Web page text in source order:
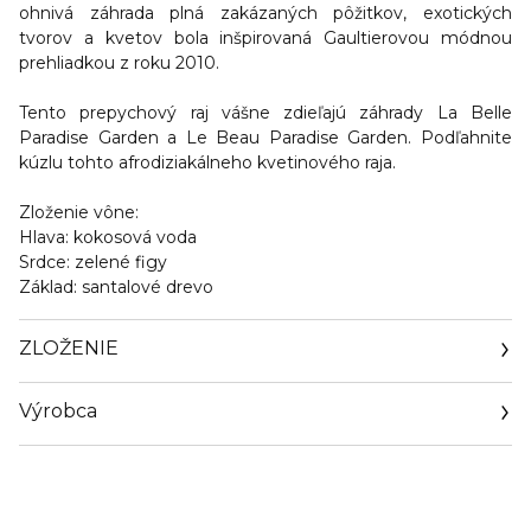
ohnivá záhrada plná zakázaných pôžitkov, exotických
tvorov a kvetov bola inšpirovaná Gaultierovou módnou
prehliadkou z roku 2010.
Tento prepychový raj vášne zdieľajú záhrady La Belle
Paradise Garden a Le Beau Paradise Garden. Podľahnite
kúzlu tohto afrodiziakálneho kvetinového raja.
Zloženie vône:
Hlava: kokosová voda
Srdce: zelené figy
Základ: santalové drevo
ZLOŽENIE
Výrobca